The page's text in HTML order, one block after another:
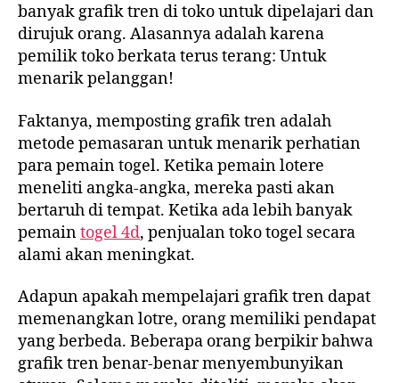
banyak grafik tren di toko untuk dipelajari dan
dirujuk orang. Alasannya adalah karena
pemilik toko berkata terus terang: Untuk
menarik pelanggan!
Faktanya, memposting grafik tren adalah
metode pemasaran untuk menarik perhatian
para pemain togel. Ketika pemain lotere
meneliti angka-angka, mereka pasti akan
bertaruh di tempat. Ketika ada lebih banyak
pemaintogel 4d, penjualan toko togel secara
alami akan meningkat.
Adapun apakah mempelajari grafik tren dapat
memenangkan lotre, orang memiliki pendapat
yang berbeda. Beberapa orang berpikir bahwa
grafik tren benar-benar menyembunyikan